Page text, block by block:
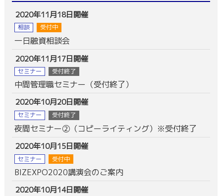
2020年11月18日開催
相談 受付中
一日融資相談会
2020年11月17日開催
セミナー 受付終了
中間管理職セミナー（受付終了）
2020年10月20日開催
セミナー 受付終了
夜間セミナー②（コピーライティング）※受付終了
2020年10月15日開催
セミナー 受付中
BIZEXPO2020講演会のご案内
2020年10月14日開催